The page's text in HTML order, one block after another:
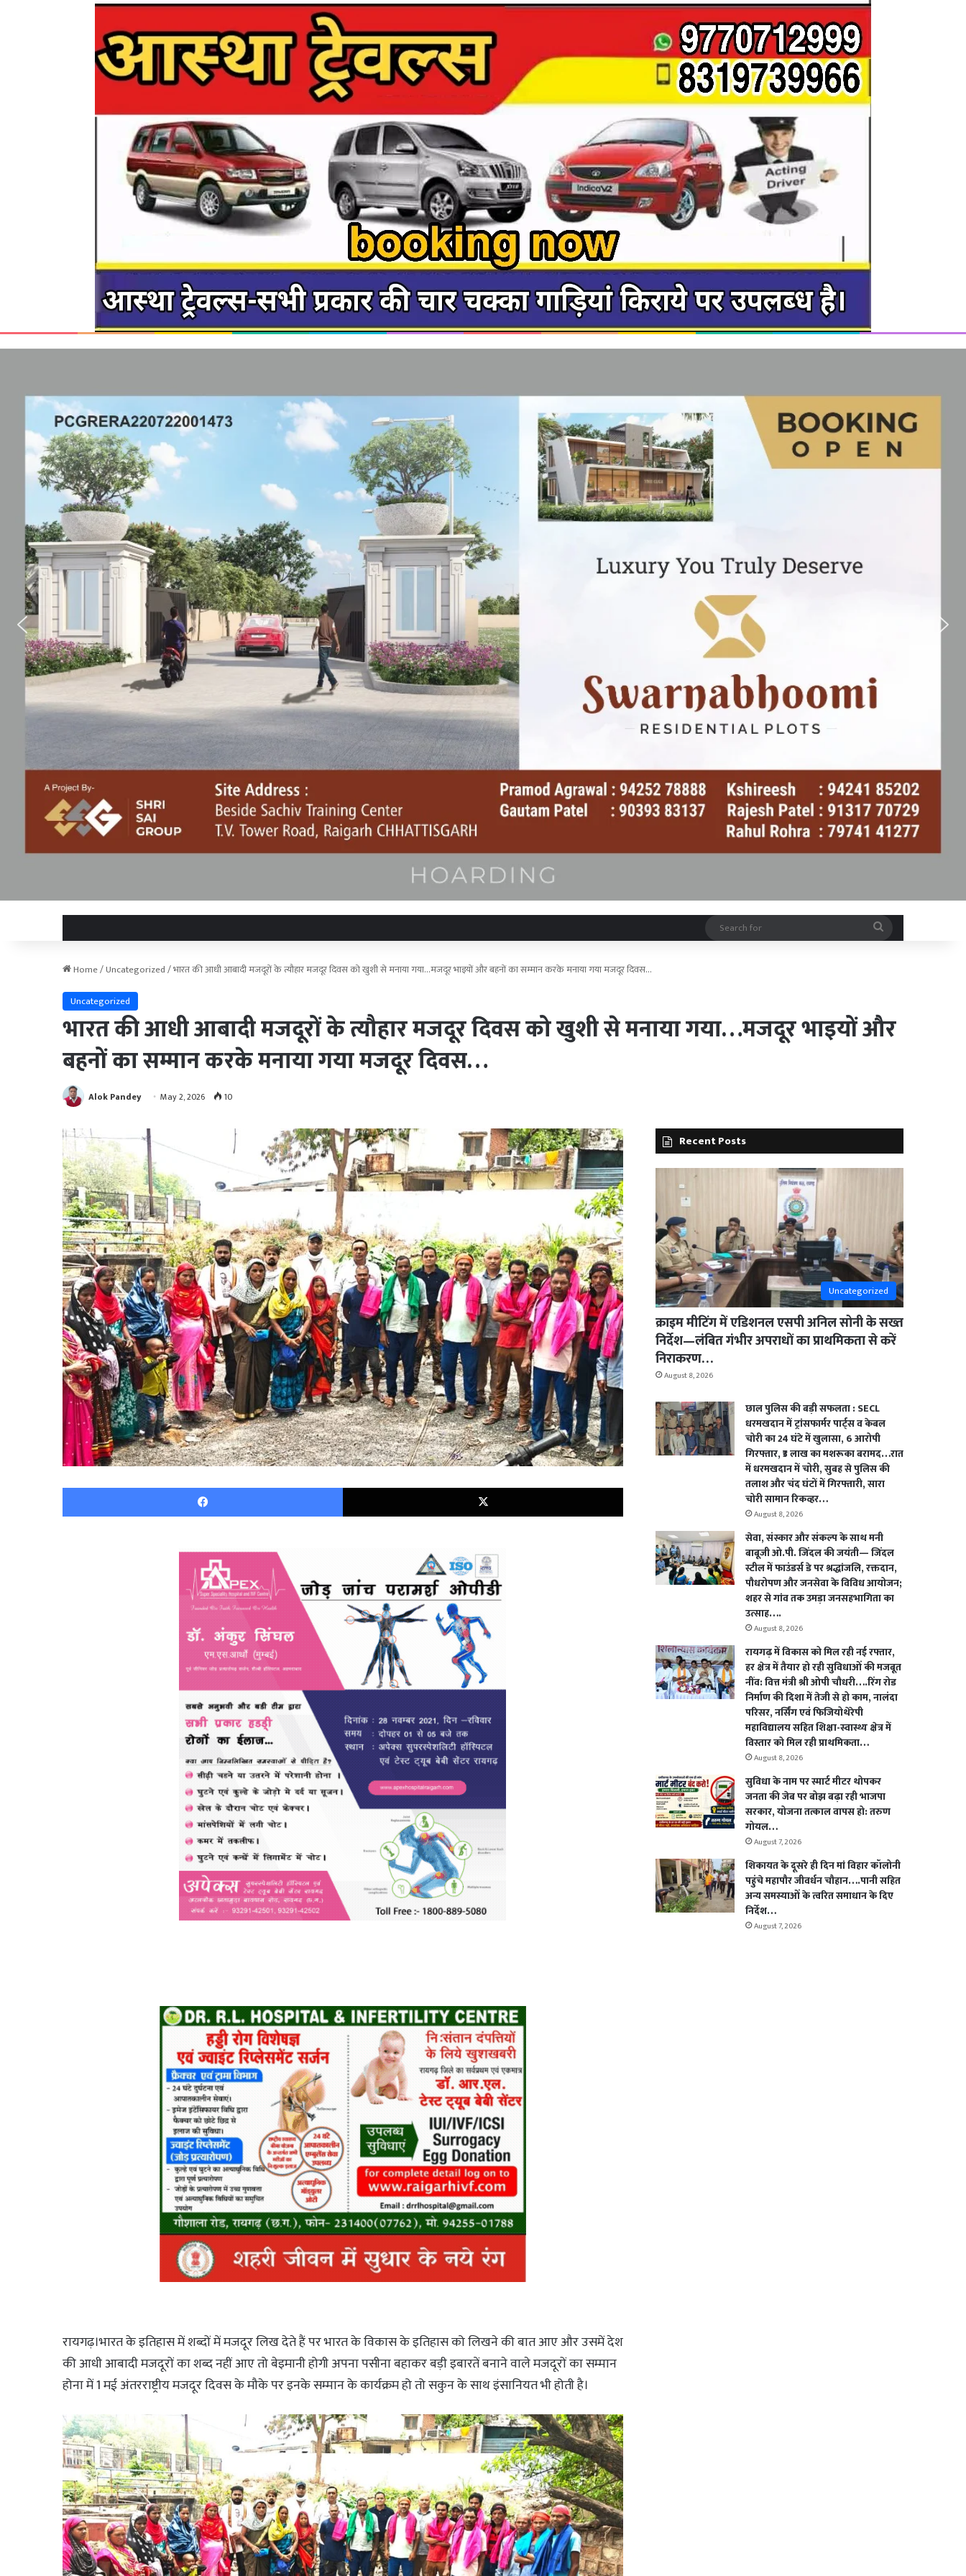
Search
Home/Uncategorized/भारत की आधी आबादी मजदूरों के त्यौहार मजदूर दिवस को खुशी से मनाया गया…मजदूर भाइयों और बहनों का सम्मान करके मनाया गया मजदूर दिवस…
Uncategorized
भारत की आधी आबादी मजदूरों के त्यौहार मजदूर दिवस को खुशी से मनाया गया…मजदूर भाइयों और
बहनों का सम्मान करके मनाया गया मजदूर दिवस…
Alok Pandey May 2, 2026 10
Facebook X
रायगढ़।भारत के इतिहास में शब्दों में मजदूर लिख देते हैं पर भारत के विकास के इतिहास को लिखने की बात आए और उसमें देश
की आधी आबादी मजदूरों का शब्द नहीं आए तो बेइमानी होगी अपना पसीना बहाकर बड़ी इबारतें बनाने वाले मजदूरों का सम्मान
होना में 1 मई अंतरराष्ट्रीय मजदूर दिवस के मौके पर इनके सम्मान के कार्यक्रम हो तो सकुन के साथ इंसानियत भी होती है।
Recent Posts
Uncategorized
क्राइम मीटिंग में एडिशनल एसपी अनिल सोनी के सख्त
निर्देश—लंबित गंभीर अपराधों का प्राथमिकता से करें
निराकरण…
August 8, 2026
छाल पुलिस की बड़ी सफलता : SECL
धरमखदान में ट्रांसफार्मर पार्ट्स व केबल
चोरी का 24 घंटे में खुलासा, 6 आरोपी
गिरफ्तार, ₹3 लाख का मशरूका बरामद…रात
में धरमखदान में चोरी, सुबह से पुलिस की
तलाश और चंद घंटों में गिरफ्तारी, सारा
चोरी सामान रिकव्हर…
August 8, 2026
सेवा, संस्कार और संकल्प के साथ मनी
बाबूजी ओ.पी. जिंदल की जयंती— जिंदल
स्टील में फाउंडर्स डे पर श्रद्धांजलि, रक्तदान,
पौधरोपण और जनसेवा के विविध आयोजन;
शहर से गांव तक उमड़ा जनसहभागिता का
उत्साह….
August 8, 2026
रायगढ़ में विकास को मिल रही नई रफ्तार,
हर क्षेत्र में तैयार हो रही सुविधाओं की मजबूत
नींव: वित्त मंत्री श्री ओपी चौधरी….रिंग रोड
निर्माण की दिशा में तेजी से हो काम, नालंदा
परिसर, नर्सिंग एवं फिजियोथेरेपी
महाविद्यालय सहित शिक्षा-स्वास्थ्य क्षेत्र में
विस्तार को मिल रही प्राथमिकता…
August 8, 2026
सुविधा के नाम पर स्मार्ट मीटर थोपकर
जनता की जेब पर बोझ बढ़ा रही भाजपा
सरकार, योजना तत्काल वापस हो: तरुण
गोयल…
August 7, 2026
शिकायत के दूसरे ही दिन मां विहार कॉलोनी
पहुंचे महापौर जीवर्धन चौहान….पानी सहित
अन्य समस्याओं के त्वरित समाधान के दिए
निर्देश…
August 7, 2026